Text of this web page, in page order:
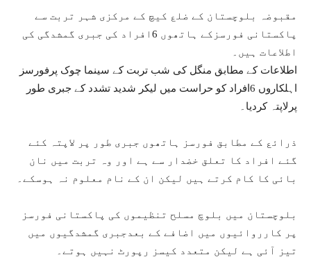
مقبوضہ بلوچستان کے ضلع کیچ کے مرکزی شہر تربت سے
پاکستانی فورسزکے ہاتھوں 6افراد کی جبری گمشدگی کی
اطلاعات ہیں۔
اطلاعات کے مطابق منگل کی شب تربت کے سینما چوک پرفورسز
اہلکاروں 6افراد کو حراست میں لیکر شدید تشدد کے جبری طور
پرلاپتہ کردیا۔
ذرائع کے مطابق فورسز ہاتھوں جبری طور پر لاپتہ کئے
گئے افراد کا تعلق خضدار سے ہے اور وہ تربت میں نان
بائی کا کام کرتے ہیں لیکن ان کے نام معلوم نہ ہوسکے۔
بلوچستان میں بلوچ مسلح تنظیموں کی پاکستانی فورسز
پر کارروائیوں میں اضافے کے بعدجبری گمشدگیوں میں
تیز آئی ہے لیکن متعدد کیسز رپورٹ نہیں ہوتے۔